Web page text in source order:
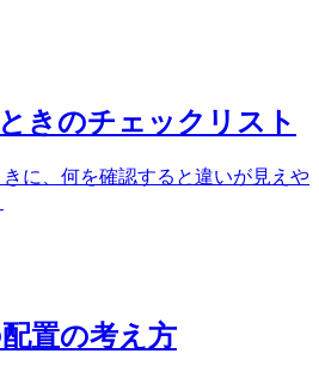
きのチェックリスト
に、何を確認すると違いが見えや
置の考え方